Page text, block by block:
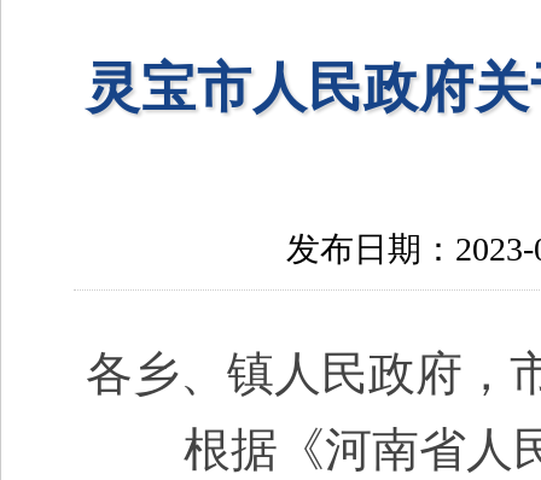
灵宝市人民政府
发布日期：
各乡、镇人民政府，
根据《河南省人民